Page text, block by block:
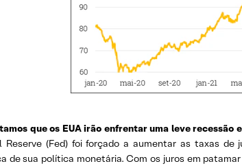
que os EUA irão enfrentar uma leve recessão
Reserve (Fed) foi forçado a aumentar as taxas
de sua política monetária. Com os juros em